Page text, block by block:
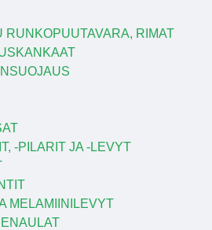
RUNKOPUUTAVARA, RIMAT
-PILARIT JA -LEVYT
MELAMIINILEVYT